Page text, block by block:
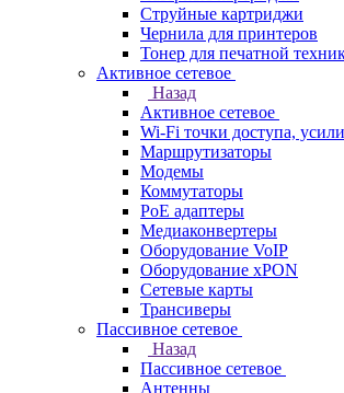
Струйные картриджи
Чернила для принтеров
Тонер для печатной
Активное сетевое
Назад
Активное сетевое
Wi-Fi точки доступа,
Маршрутизаторы
Модемы
Коммутаторы
PoE адаптеры
Медиаконвертеры
Оборудование VoIP
Оборудование xPON
Сетевые карты
Трансиверы
Пассивное сетевое
Назад
Пассивное сетевое
Антенны